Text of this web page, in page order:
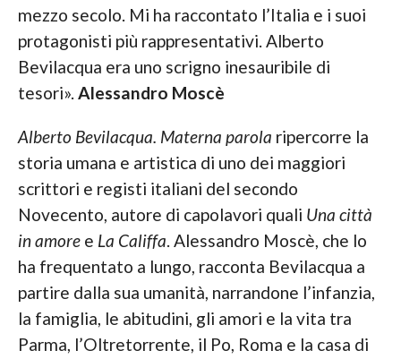
mezzo secolo. Mi ha raccontato l’Italia e i suoi
protagonisti più rappresentativi. Alberto
Bevilacqua era uno scrigno inesauribile di
tesori».Alessandro Moscè
Alberto Bevilacqua. Materna parola ripercorre la
storia umana e artistica di uno dei maggiori
scrittori e registi italiani del secondo
Novecento, autore di capolavori quali Una città
in amore e La Califfa. Alessandro Moscè, che lo
ha frequentato a lungo, racconta Bevilacqua a
partire dalla sua umanità, narrandone l’infanzia,
la famiglia, le abitudini, gli amori e la vita tra
Parma, l’Oltretorrente, il Po, Roma e la casa di